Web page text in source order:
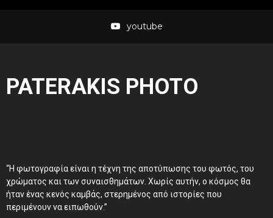
youtube
PATERAKIS PHOTO
“Η φωτογραφία είναι η τέχνη της αποτύπωσης του φωτός, του
χρώματος και των συναισθημάτων. Χωρίς αυτήν, ο κόσμος θα
ήταν ένας κενός καμβάς, στερημένος από ιστορίες που
περιμένουν να ειπωθούν.”